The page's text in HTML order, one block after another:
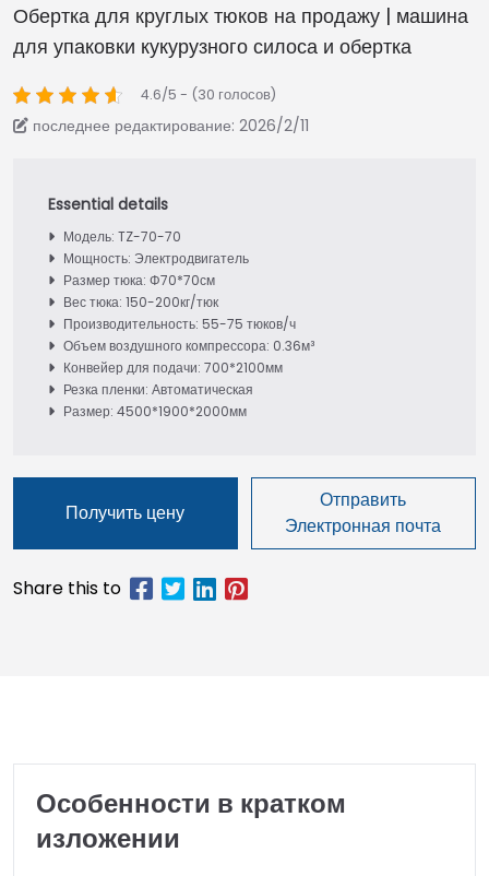
Обертка для круглых тюков на продажу | машина
для упаковки кукурузного силоса и обертка
4.6/5 - (30 голосов)
последнее редактирование: 2026/2/11
Модель: TZ-70-70
Мощность: Электродвигатель
Размер тюка: Φ70*70см
Вес тюка: 150-200кг/тюк
Производительность: 55-75 тюков/ч
Объем воздушного компрессора: 0.36м³
Конвейер для подачи: 700*2100мм
Резка пленки: Автоматическая
Размер: 4500*1900*2000мм
Получить цену
Отправить
Электронная почта
Особенности в кратком
изложении